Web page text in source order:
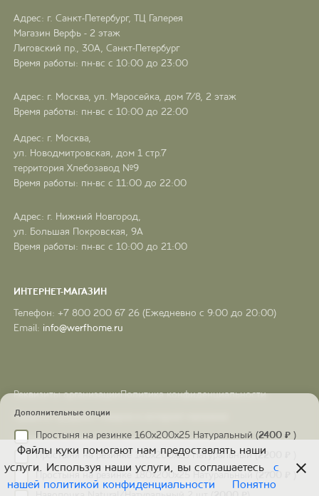
Дополнительные опции
Простыня на резинке 160х200х25 Натуральный (2400 ₽ )
Простыня на резинке 140х200х25 Натуральный (2200
Простыня на резинке 180х200х25 Натуральный (
Адрес: г. Санкт-Петербург, ТЦ Галерея
Магазин Верфь - 2 этаж
Лиговский пр., 30А, Санкт-Петербург
Время работы: пн-вс с 10:00 до 23:00
Адрес: г. Москва, ул. Маросейка, дом 7/8, 2 этаж
Время работы: пн-вс с 10:00 до 22:00
Адрес: г. Москва,
ул. Новодмитровская, дом 1 стр.7
территория Хлебозавод №9
Время работы: пн-вс с 11:00 до 22:00
Адрес: г. Нижний Новгород,
ул. Большая Покровская, 9А
Время работы: пн-вс с 10:00 до 21:00
ИНТЕРНЕТ-МАГАЗИН
Телефон: +7 800 200 67 26 (Ежедневно с 9:00 до 20:00)
Email: info@werfhome.ru
Реквизиты организацииПолитика конфиденциальности
Правила продажи товаров в интернет-магазине
Согласие на обработку персональных данных
Файлы куки помогают нам предоставлять наши
услуги. Используя наши услуги, вы соглашаетесь
с
нашей политикой конфиденциальности
Понятно